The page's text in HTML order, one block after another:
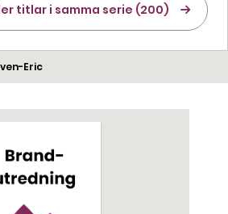
titlar i samma serie (200)
Eric